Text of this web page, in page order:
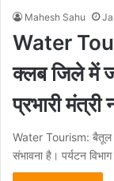
Mahesh Sahu
Water
क्लब जिले में
प्रभारी
Water Tourism: बैतूल।
संभावना है। पर्यटन